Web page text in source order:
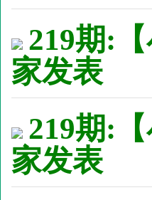
219期:
家发表
219期:
家发表